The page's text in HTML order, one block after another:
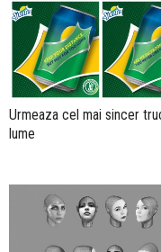
Urmeaza cel mai sincer
lume